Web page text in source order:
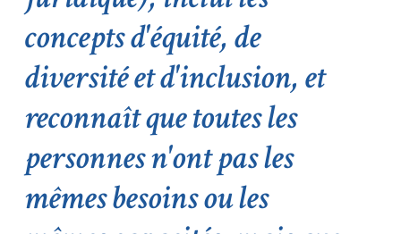
concepts d'équité, de
diversité et d'inclusion, et
reconnaît que toutes les
personnes n'ont pas les
mêmes besoins ou les